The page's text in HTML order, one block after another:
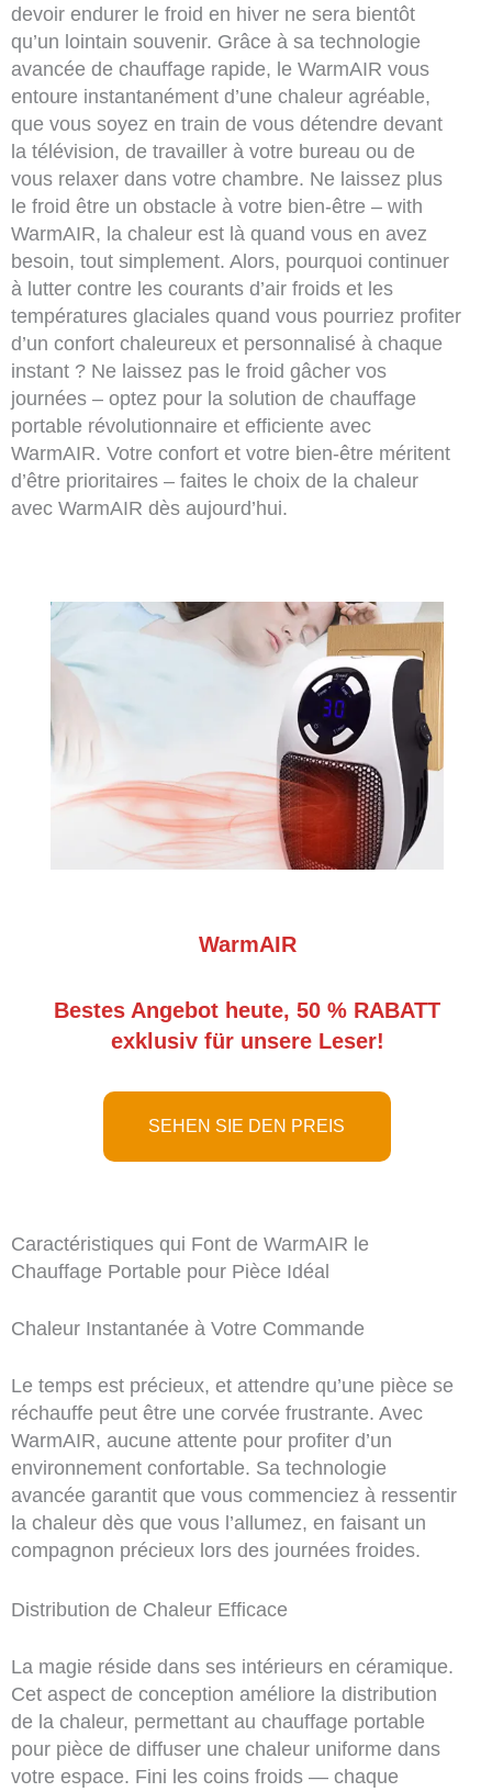
devoir endurer le froid en hiver ne sera bientôt
qu’un lointain souvenir. Grâce à sa technologie
avancée de chauffage rapide, le WarmAIR vous
entoure instantanément d’une chaleur agréable,
que vous soyez en train de vous détendre devant
la télévision, de travailler à votre bureau ou de
vous relaxer dans votre chambre. Ne laissez plus
le froid être un obstacle à votre bien-être – with
WarmAIR, la chaleur est là quand vous en avez
besoin, tout simplement. Alors, pourquoi continuer
à lutter contre les courants d’air froids et les
températures glaciales quand vous pourriez profiter
d’un confort chaleureux et personnalisé à chaque
instant ? Ne laissez pas le froid gâcher vos
journées – optez pour la solution de chauffage
portable révolutionnaire et efficiente avec
WarmAIR. Votre confort et votre bien-être méritent
d’être prioritaires – faites le choix de la chaleur
avec WarmAIR dès aujourd’hui.
WarmAIR
Bestes Angebot heute, 50 % RABATT
exklusiv für unsere Leser!
SEHEN SIE DEN PREIS
Caractéristiques qui Font de WarmAIR le
Chauffage Portable pour Pièce Idéal
Chaleur Instantanée à Votre Commande
Le temps est précieux, et attendre qu’une pièce se
réchauffe peut être une corvée frustrante. Avec
WarmAIR, aucune attente pour profiter d’un
environnement confortable. Sa technologie
avancée garantit que vous commenciez à ressentir
la chaleur dès que vous l’allumez, en faisant un
compagnon précieux lors des journées froides.
Distribution de Chaleur Efficace
La magie réside dans ses intérieurs en céramique.
Cet aspect de conception améliore la distribution
de la chaleur, permettant au chauffage portable
pour pièce de diffuser une chaleur uniforme dans
votre espace. Fini les coins froids — chaque